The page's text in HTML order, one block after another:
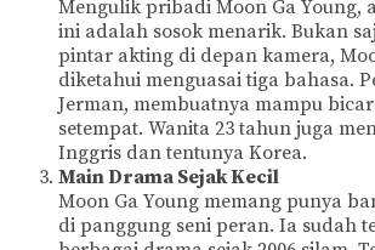
Mengulik pribadi Moon Ga Young,
ini adalah sosok menarik. Bukan
pintar akting di depan kamera,
diketahui menguasai tiga bahasa.
Jerman, membuatnya mampu
setempat. Wanita 23 tahun juga
Inggris dan tentunya Korea.
Main Drama Sejak Kecil
Moon Ga Young memang punya
di panggung seni peran. Ia sudah